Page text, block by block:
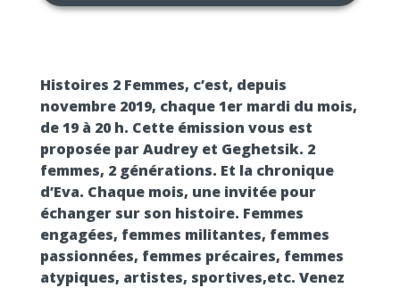
Histoires 2 Femmes, c’est, depuis
novembre 2019, chaque 1er mardi du mois,
de 19 à 20 h. Cette émission vous est
proposée par Audrey et Geghetsik. 2
femmes, 2 générations. Et la chronique
d’Eva. Chaque mois, une invitée pour
échanger sur son histoire. Femmes
engagées, femmes militantes, femmes
passionnées, femmes précaires, femmes
atypiques, artistes, sportives,etc. Venez